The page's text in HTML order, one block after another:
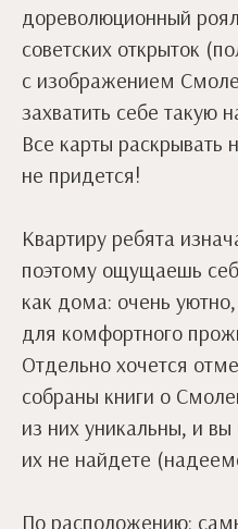
дореволюционный
советских открыток
с изображением
захватить себе такую
Все карты раскрывать
не придется!
Квартиру ребята
поэтому ощущаешь
как дома: очень
для комфортного
Отдельно хочется
собраны книги о
из них уникальны, и
их не найдете
По расположению: